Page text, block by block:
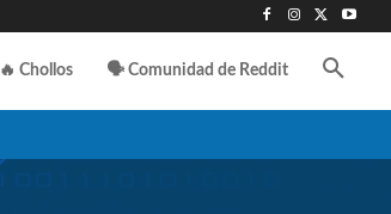
🔥 Chollos 🗣️ Comunidad de Reddit